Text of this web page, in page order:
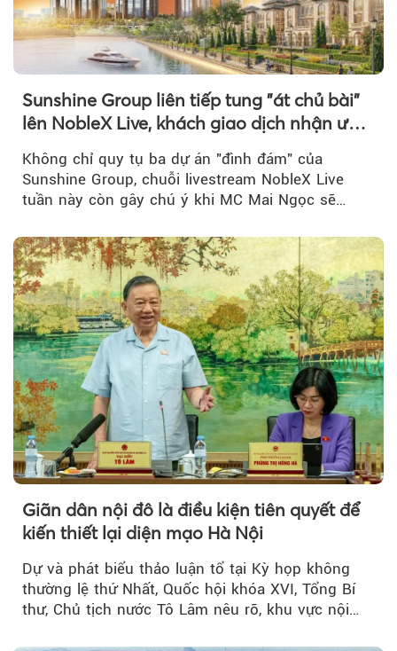
Sunshine Group liên tiếp tung "át chủ bài"
lên NobleX Live, khách giao dịch nhận ưu
Không chỉ quy tụ ba dự án "đình đám" của
Sunshine Group, chuỗi livestream NobleX Live
tuần này còn gây chú ý khi MC Mai Ngọc sẽ
Giãn dân nội đô là điều kiện tiên quyết để
kiến thiết lại diện mạo Hà Nội
Dự và phát biểu thảo luận tổ tại Kỳ họp không
thường lệ thứ Nhất, Quốc hội khóa XVI, Tổng Bí
thư, Chủ tịch nước Tô Lâm nêu rõ, khu vực nội